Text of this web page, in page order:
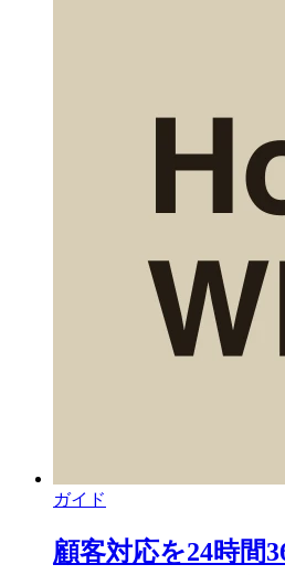
ガイド
顧客対応を24時間